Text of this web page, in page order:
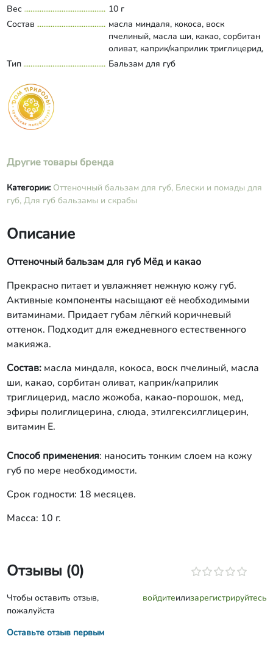
Вес
10 г
Состав
масла миндаля, кокоса, воск
пчелиный, масла ши, какао, сорбитан
оливат, каприк/каприлик триглицерид,
масло жожоба, какао-порошок, мед,
Развернуть состав
Тип Бальзам для губ
Другие товары бренда
Категории: Оттеночный бальзам для губ, Блески и помады для
губ, Для губ бальзамы и скрабы
Описание
Оттеночный бальзам для губ Мёд и какао
Прекрасно питает и увлажняет нежную кожу губ.
Активные компоненты насыщают её необходимыми
витаминами. Придает губам лёгкий коричневый
оттенок. Подходит для ежедневного естественного
макияжа.
Состав: масла миндаля, кокоса, воск пчелиный, масла
ши, какао, сорбитан оливат, каприк/каприлик
триглицерид, масло жожоба, какао-порошок, мед,
эфиры полиглицерина, слюда, этилгексилглицерин,
витамин Е.
Способ применения: наносить тонким слоем на кожу
губ по мере необходимости.
Срок годности: 18 месяцев.
Масса: 10 г.
Отзывы (0)
Чтобы оставить отзыв,
пожалуйста
войдитеилизарегистрируйтесь
Оставьте отзыв первым